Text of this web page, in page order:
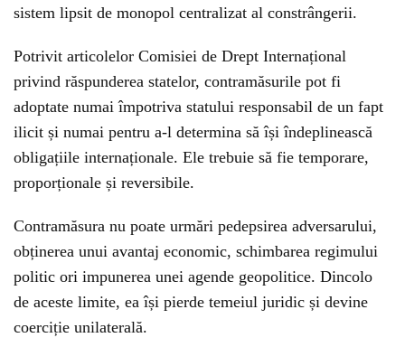
sistem lipsit de monopol centralizat al constrângerii.
Potrivit articolelor Comisiei de Drept Internațional
privind răspunderea statelor, contramăsurile pot fi
adoptate numai împotriva statului responsabil de un fapt
ilicit și numai pentru a-l determina să își îndeplinească
obligațiile internaționale. Ele trebuie să fie temporare,
proporționale și reversibile.
Contramăsura nu poate urmări pedepsirea adversarului,
obținerea unui avantaj economic, schimbarea regimului
politic ori impunerea unei agende geopolitice. Dincolo
de aceste limite, ea își pierde temeiul juridic și devine
coerciție unilaterală.